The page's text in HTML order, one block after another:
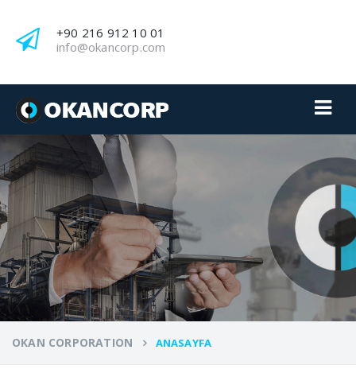
+90 216 912 10 01
info@okancorp.com
OKAN CORPORATION ANASAYFA